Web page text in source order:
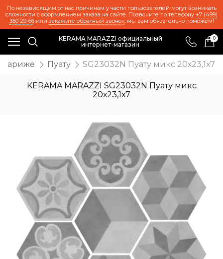
По независящим от нас причинам у части пользователей могут возникать
сложности с оформлением заказа на сайте. Позвоните по телефону +7 (499)
350-29-66или закажите обратный звонок, мы вам обязательно поможем!
KERAMA MARAZZI официальный
интернет-магазин
0
Париже Пуату SG23032N Пуату микс 20х23,1х7
KERAMA MARAZZI SG23032N Пуату микс
20х23,1х7